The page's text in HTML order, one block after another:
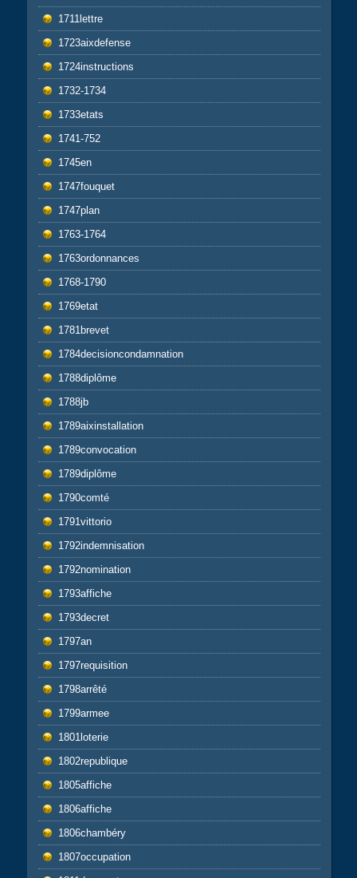
1711lettre
1723aixdefense
1724instructions
1732-1734
1733etats
1741-752
1745en
1747fouquet
1747plan
1763-1764
1763ordonnances
1768-1790
1769etat
1781brevet
1784decisioncondamnation
1788diplôme
1788jb
1789aixinstallation
1789convocation
1789diplôme
1790comté
1791vittorio
1792indemnisation
1792nomination
1793affiche
1793decret
1797an
1797requisition
1798arrêté
1799armee
1801loterie
1802republique
1805affiche
1806affiche
1806chambéry
1807occupation